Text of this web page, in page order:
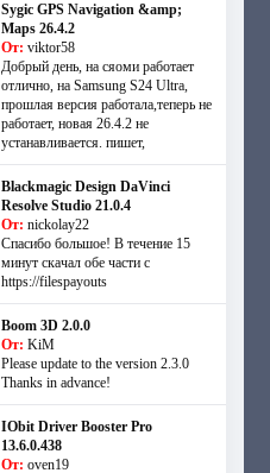
Sygic GPS Navigation &amp;
Maps 26.4.2
От: viktor58
Добрый день, на сяоми работает
отлично, на Samsung S24 Ultra,
прошлая версия работала,теперь не
работает, новая 26.4.2 не
устанавливается. пишет,
Blackmagic Design DaVinci
Resolve Studio 21.0.4
От: nickolay22
Спасибо большое! В течение 15
минут скачал обе части с
https://filespayouts
Boom 3D 2.0.0
От: KiM
Please update to the version 2.3.0
Thanks in advance!
IObit Driver Booster Pro
13.6.0.438
От: oven19